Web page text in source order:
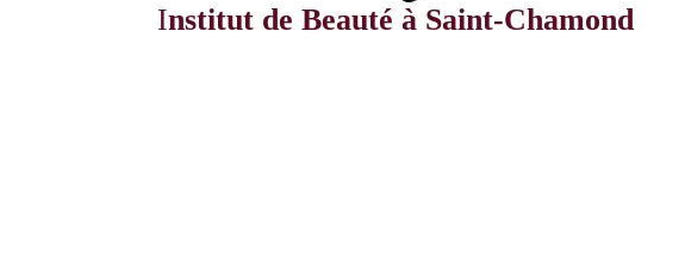
Institut de Beauté à Saint-Chamond